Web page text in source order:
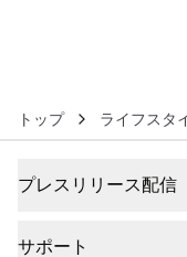
トップ ライフスタ
プレスリリース配信
サポート